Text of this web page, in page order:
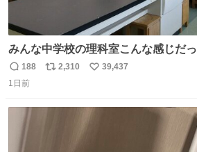
みんな中学校の理科室こんな感じだ
返
信
188
リ
2,310
い
数
39,437
1日前